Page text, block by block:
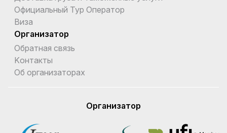
Официальный Тур Оператор
Виза
Организатор
Обратная связь
Kонтакты
Об организаторах
Организатор